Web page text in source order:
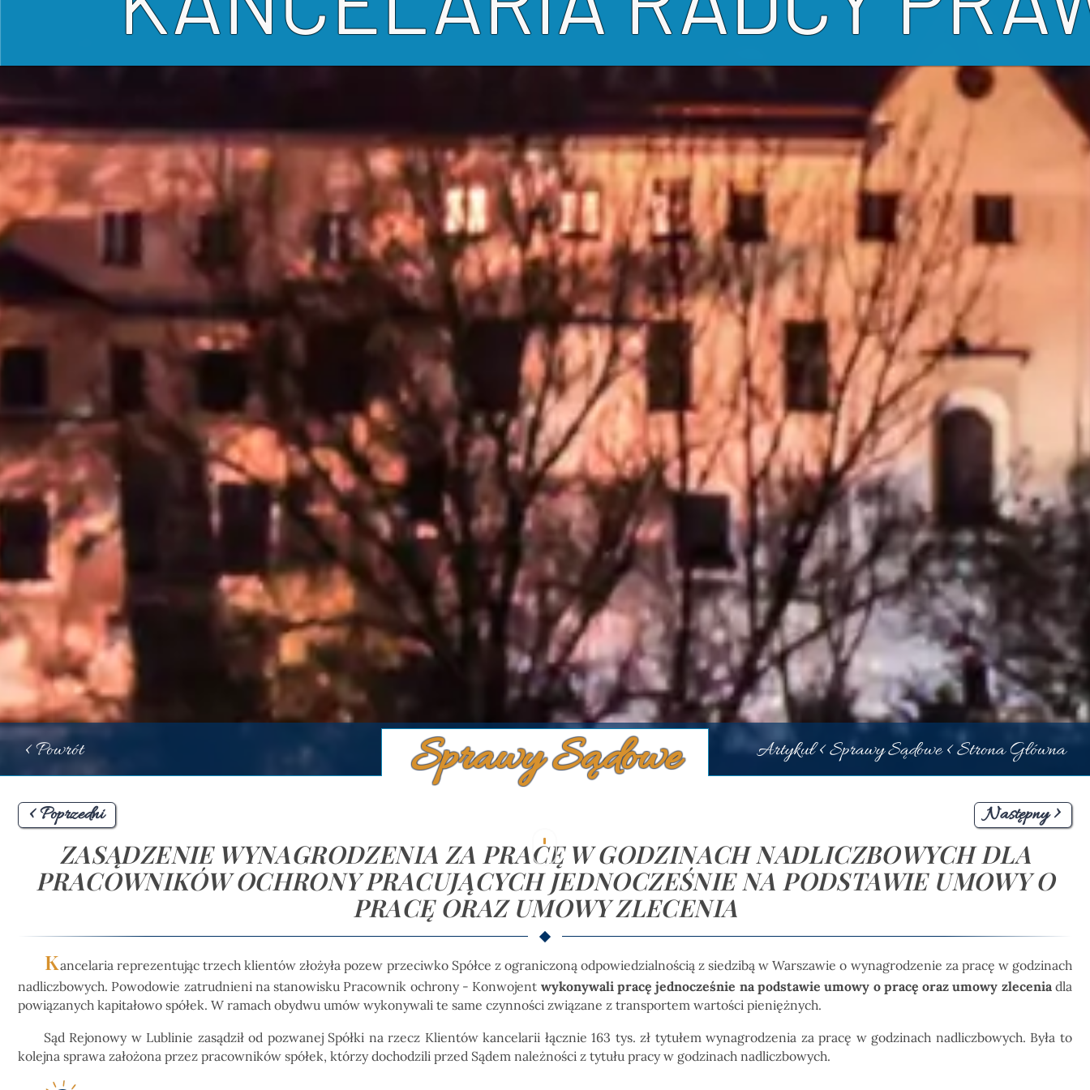
Sprawy Sądowe
< Powrót Artykuł <Sprawy Sądowe<Strona Główna
< Poprzedni Następny >
ZASĄDZENIE WYNAGRODZENIA ZA PRACĘ W GODZINACH NADLICZBOWYCH DLA
PRACOWNIKÓW OCHRONY PRACUJĄCYCH JEDNOCZEŚNIE NA PODSTAWIE UMOWY O
PRACĘ ORAZ UMOWY ZLECENIA
Kancelaria reprezentując trzech klientów złożyła pozew przeciwko Spółce z ograniczoną odpowiedzialnością z siedzibą w Warszawie o wynagrodzenie za pracę w godzinach
nadliczbowych. Powodowie zatrudnieni na stanowisku Pracownik ochrony - Konwojent wykonywali pracę jednocześnie na podstawie umowy o pracę oraz umowy zleceniadla
powiązanych kapitałowo spółek. W ramach obydwu umów wykonywali te same czynności związane z transportem wartości pieniężnych.
Sąd Rejonowy w Lublinie zasądził od pozwanej Spółki na rzecz Klientów kancelarii łącznie 163 tys. zł tytułem wynagrodzenia za pracę w godzinach nadliczbowych. Była to
kolejna sprawa założona przez pracowników spółek, którzy dochodzili przed Sądem należności z tytułu pracy w godzinach nadliczbowych.